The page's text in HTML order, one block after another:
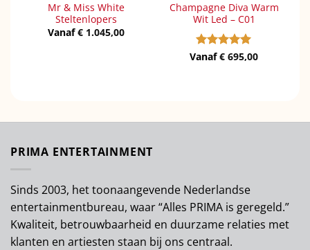
Mr & Miss White
Steltenlopers
Vanaf€ 1.045,00
Champagne Diva Warm
Wit Led – C01
Gewaardeerd
Vanaf€ 695,00
PRIMA ENTERTAINMENT
Sinds 2003, het toonaangevende Nederlandse
entertainmentbureau, waar “Alles PRIMA is geregeld.”
Kwaliteit, betrouwbaarheid en duurzame relaties met
klanten en artiesten staan bij ons centraal.